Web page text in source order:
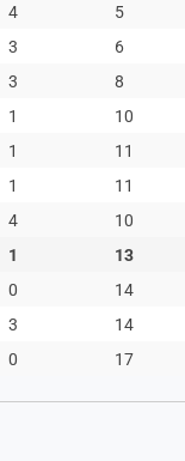
4 5
3 6
3 8
1 10
1 11
1 11
4 10
1 13
0 14
3 14
0 17